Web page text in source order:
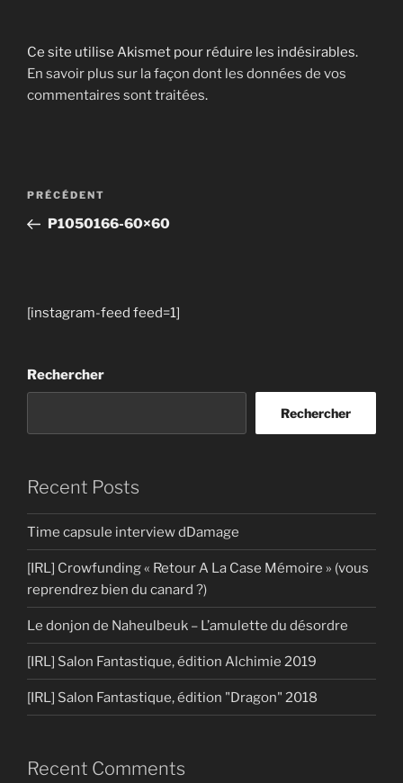
Ce site utilise Akismet pour réduire les indésirables.
En savoir plus sur la façon dont les données de vos
commentaires sont traitées.
Navigation
l’article
Article
précédent
PRÉCÉDENT
P1050166-60×60
[instagram-feed feed=1]
Rechercher
Rechercher
Recent Posts
Time capsule interview dDamage
[IRL] Crowfunding « Retour A La Case Mémoire » (vous
reprendrez bien du canard ?)
Le donjon de Naheulbeuk – L’amulette du désordre
[IRL] Salon Fantastique, édition Alchimie 2019
[IRL] Salon Fantastique, édition "Dragon" 2018
Recent Comments